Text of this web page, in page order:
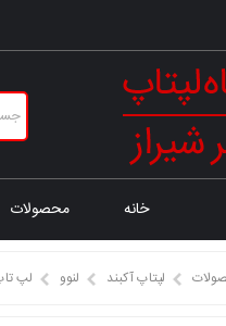
خانه محصولات
لپتاپ آکبند لنوو لپ